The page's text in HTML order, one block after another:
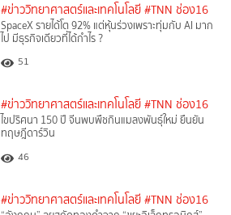
#ข่าววิทยาศาสตร์และเทคโนโลยี #TNN ช่อง16
SpaceX รายได้โต 92% แต่หุ้นร่วงเพราะทุ่มกับ AI มาก
ไป มีธุรกิจเดียวที่ได้กำไร ?
51
#ข่าววิทยาศาสตร์และเทคโนโลยี #TNN ช่อง16
ไขปริศนา 150 ปี จีนพบพืชกินแมลงพันธุ์ใหม่ ยืนยัน
ทฤษฎีดาร์วิน
46
#ข่าววิทยาศาสตร์และเทคโนโลยี #TNN ช่อง16